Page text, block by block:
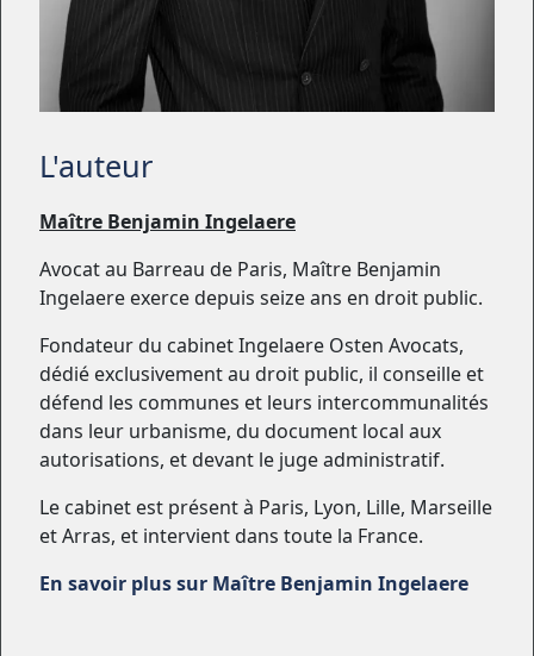
L'auteur
Maître Benjamin Ingelaere
Avocat au Barreau de Paris, Maître Benjamin
Ingelaere exerce depuis seize ans en droit public.
Fondateur du cabinet Ingelaere Osten Avocats,
dédié exclusivement au droit public, il conseille et
défend les communes et leurs intercommunalités
dans leur urbanisme, du document local aux
autorisations, et devant le juge administratif.
Le cabinet est présent à Paris, Lyon, Lille, Marseille
et Arras, et intervient dans toute la France.
En savoir plus sur Maître Benjamin Ingelaere